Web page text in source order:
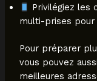
Privilégiez les
multi-prises pour
Pour préparer
vous pouvez
meilleures